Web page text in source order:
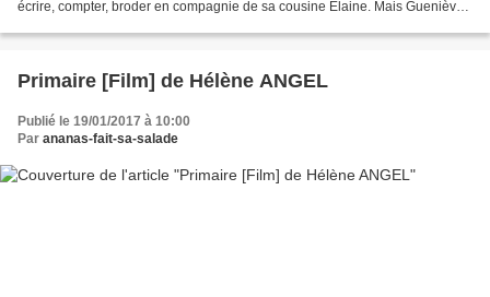
écrire, compter, broder en compagnie de sa cousine Elaine. Mais Guenièvre
Primaire [Film] de Hélène ANGEL
Publié le 19/01/2017 à 10:00
Par ananas-fait-sa-salade